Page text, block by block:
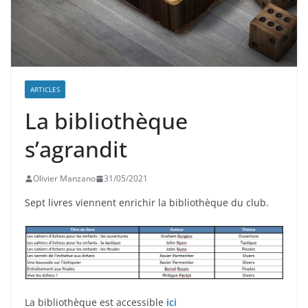
ARTICLES
La bibliothèque
s’agrandit
Olivier Manzano 31/05/2021
Sept livres viennent enrichir la bibliothèque du club.
La bibliothèque est accessible ici